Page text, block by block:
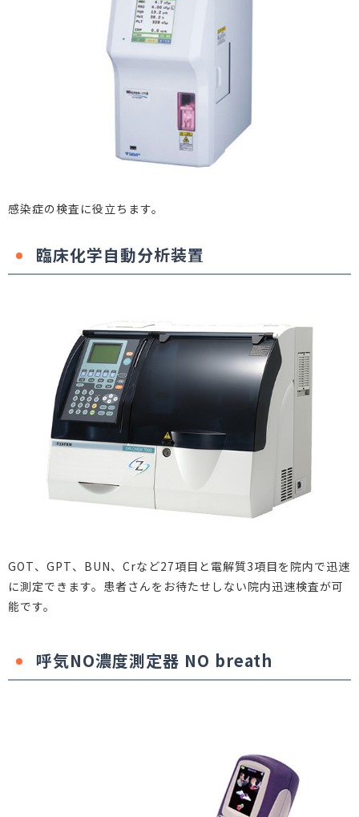
感染症の検査に役立ちます。
臨床化学自動分析装置
GOT、GPT、BUN、Crなど27項目と電解質3項目を院内で迅速
に測定できます。患者さんをお待たせしない院内迅速検査が可
能です。
呼気NO濃度測定器 NO breath